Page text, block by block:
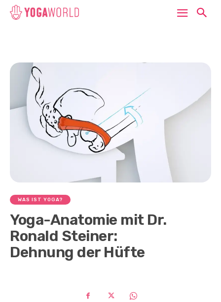
WAS IST YOGA?
Yoga-Anatomie mit Dr.
Ronald Steiner:
Dehnung der Hüfte